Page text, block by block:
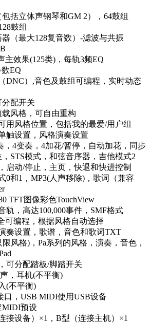
括立体声钢琴和GM 2），64鼓组
鼓组
（最大128复音数）-滤波与共振
主效果(125类)，每轨3频EQ
EQ
DNC）,音色及鼓组可编程，实时动态
配开关
风格，可自由重构
用风格位置，包括我的最爱/用户组
触设置，风格演奏设置
，4变奏，4加花/暂停，自动加花，同步
STS模式，和弦音序器，吉他模式2
启动/停止，主页，快退和快进控制
0和1，MP3(人声移除)，歌词（兼容
TFT图像彩色TouchView
轨，高达100,000事件，SMF格式
可编程，根据风格自动选择
奏设置，歌谱，音色和歌词TXT
风格)，Pa系列的风格，演奏，音色，
可分配踏板/脚踏开关
，耳机(不平衡)
(不平衡)
，USB MIDI使用USB设备
MIDI预设
接设备）×1，B型（连接主机）×1